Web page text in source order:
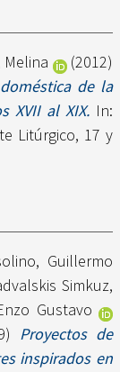
(2012)
de la
XVII al XIX. In:
Litúrgico, 17 y
Guillermo
Simkuz,
Gustavo
Proyectos de
inspirados en